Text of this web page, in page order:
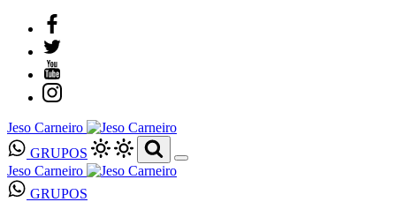
Jeso Carneiro
GRUPOS
Jeso Carneiro
GRUPOS